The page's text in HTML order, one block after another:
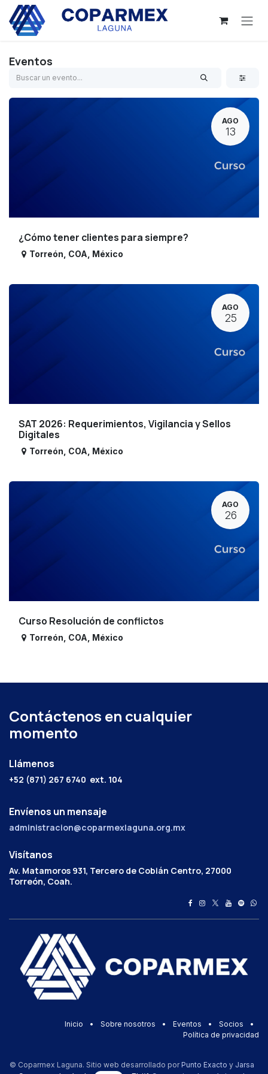
Ir al contenido
Eventos
AGO
13
¿Cómo tener clientes para siempre?
Torreón COA México
AGO
25
SAT 2026: Requerimientos, Vigilancia y Sellos
Digitales
Torreón COA México
AGO
26
Curso Resolución de conflictos
Torreón COA México
Contáctenos en cualquier
momento
Llámenos
+52 (871) 267 6740 ext. 104
Envíenos un mensaje
administracion@coparmexlaguna.org.mx
Visítanos
Av. Matamoros 931, Tercero de Cobián Centro, 27000
Torreón, Coah.
Inicio • Sobre nosotros • Eventos • Socios
•
Política de privacidad
© Coparmex Laguna. Sitio web desarrollado por Punto Exacto y Jarsa